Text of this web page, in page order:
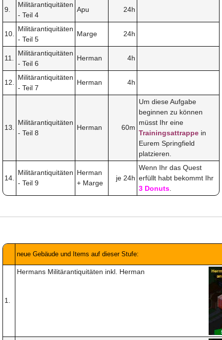
9.
Militärantiquitäten
- Teil 4
Apu 24h
10.
Militärantiquitäten
- Teil 5
Marge 24h
11.
Militärantiquitäten
- Teil 6
Herman 4h
12.
Militärantiquitäten
- Teil 7
Herman 4h
13.
Militärantiquitäten
- Teil 8
Herman 60m
Um diese Aufgabe
beginnen zu können
müsst Ihr eine
Trainingsattrappe in
Eurem Springfield
platzieren.
14.
Militärantiquitäten
- Teil 9
Herman
+ Marge
je 24h
Wenn Ihr das Quest
erfüllt habt bekommt Ihr
3 Donuts
neue Gebäude und Items auf dieser Stufe:
1.
Hermans Militärantiquitäten inkl. Herman